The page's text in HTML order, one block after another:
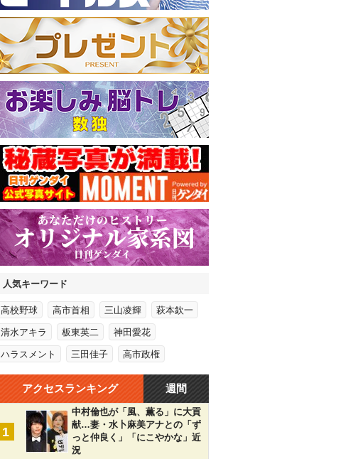
人気キーワード
高校野球 高市首相 三山凌輝 萩本欽一
清水アキラ 板東英二 神田愛花
ハラスメント 三田佳子 高市政権
アクセスランキング 週間
1
中村倫也が「風、薫る」に大貢
献…妻・水卜麻美アナとの「ず
っと仲良く」「にこやかな」近
況